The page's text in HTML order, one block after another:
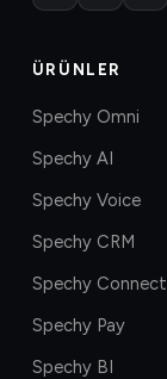
ÜRÜNLER
Spechy Omni
Spechy AI
Spechy Voice
Spechy CRM
Spechy Connect
Spechy Pay
Spechy BI